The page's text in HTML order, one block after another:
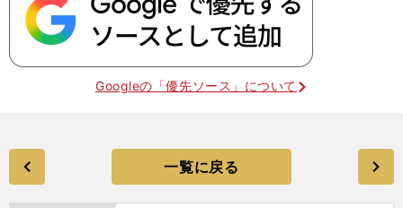
Googleの「優先ソース」について
一覧に戻る